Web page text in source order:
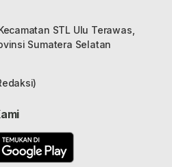
STL Ulu Terawas,
Sumatera Selatan